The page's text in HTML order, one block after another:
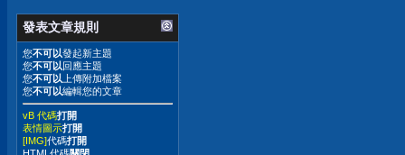
發表文章規則
您不可以發起新主題
您不可以回應主題
您不可以 上傳附加檔案
您不可以編輯您的文章
vB 代碼打開
表情圖示打開
[IMG]代碼打開